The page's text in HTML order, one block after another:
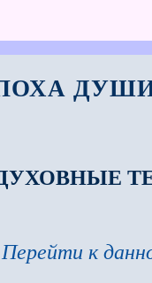
Перейти к